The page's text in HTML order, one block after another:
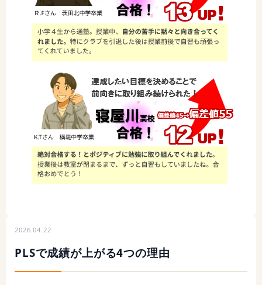
2026.04.22
PLSで成績が上がる4つの理由